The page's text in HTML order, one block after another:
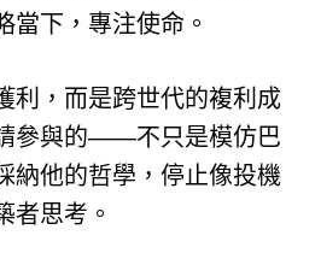
當下，專注使命。
利，而是跨世代的複利成
參與的——不只是模仿巴
納他的哲學，停止像投機
者思考。